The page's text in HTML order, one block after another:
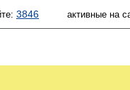
3846 активные на